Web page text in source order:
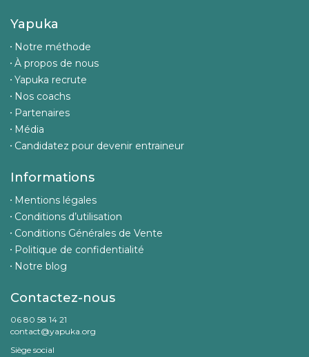
Yapuka
Notre méthode
À propos de nous
Yapuka recrute
Nos coachs
Partenaires
Média
Candidatez pour devenir entraineur
Informations
Mentions légales
Conditions d’utilisation
Conditions Générales de Vente
Politique de confidentialité
Notre blog
Contactez-nous
06 80 58 14 21
contact@yapuka.org
Siège social